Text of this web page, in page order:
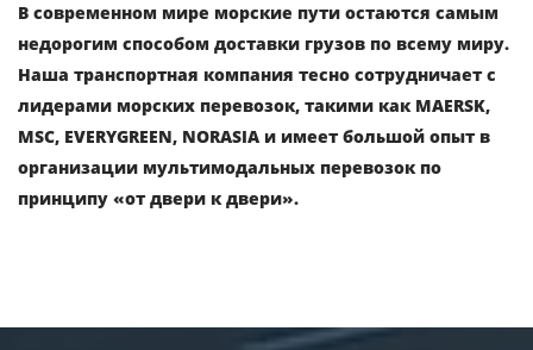
В современном мире морские пути остаются самым
недорогим способом доставки грузов по всему миру.
Наша транспортная компания тесно сотрудничает с
лидерами морских перевозок, такими как MAERSK,
MSC, EVERYGREEN, NORASIA и имеет большой опыт в
организации мультимодальных перевозок по
принципу «от двери к двери».